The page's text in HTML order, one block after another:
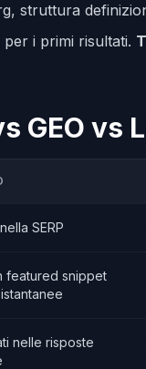
struttura
per i primi risultati.
GEO
SERP
featured snippet
nelle risposte